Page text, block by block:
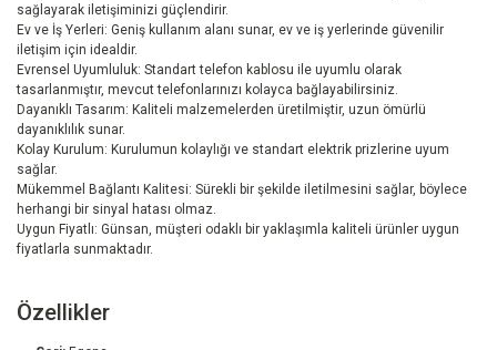
sağlayarak iletişiminizi güçlendirir.
Ev ve İş Yerleri: Geniş kullanım alanı sunar, ev ve iş yerlerinde güvenilir
iletişim için idealdir.
Evrensel Uyumluluk: Standart telefon kablosu ile uyumlu olarak
tasarlanmıştır, mevcut telefonlarınızı kolayca bağlayabilirsiniz.
Dayanıklı Tasarım: Kaliteli malzemelerden üretilmiştir, uzun ömürlü
dayanıklılık sunar.
Kolay Kurulum: Kurulumun kolaylığı ve standart elektrik prizlerine uyum
sağlar.
Mükemmel Bağlantı Kalitesi: Sürekli bir şekilde iletilmesini sağlar, böylece
herhangi bir sinyal hatası olmaz.
Uygun Fiyatlı: Günsan, müşteri odaklı bir yaklaşımla kaliteli ürünler uygun
fiyatlarla sunmaktadır.
Özellikler